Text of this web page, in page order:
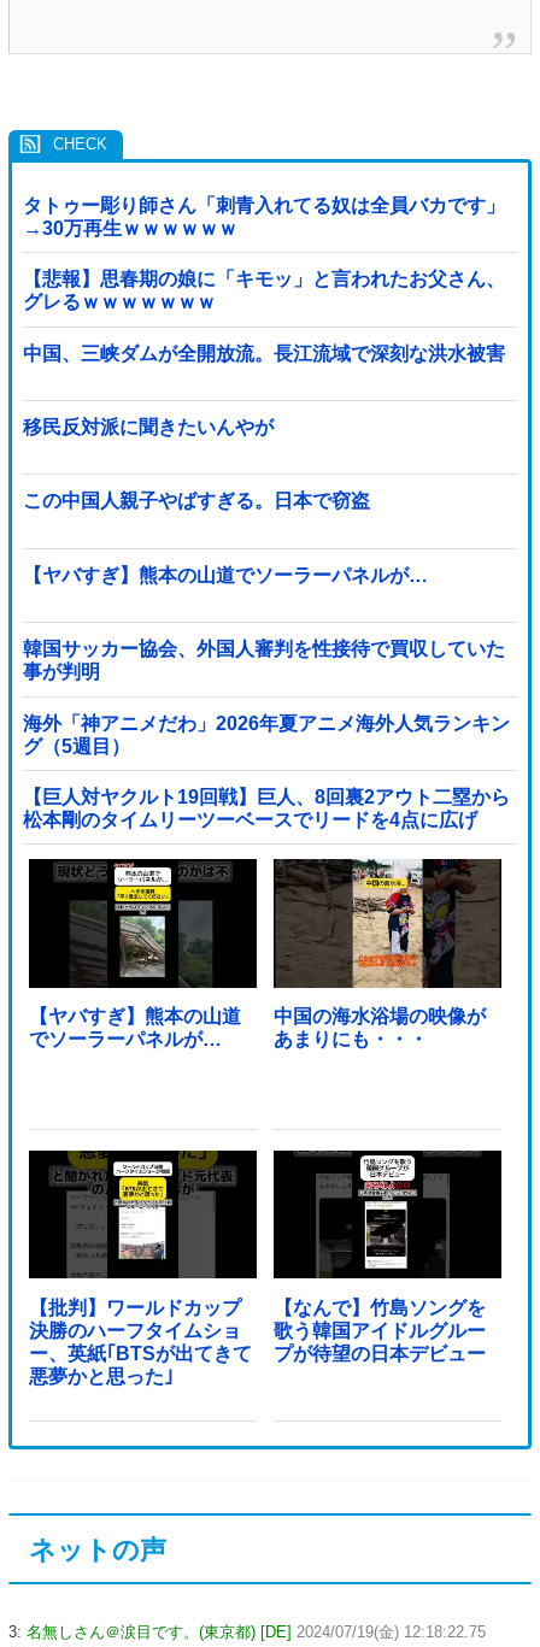
タトゥー彫り師さん「刺青入れてる奴は全員バカです」
→30万再生ｗｗｗｗｗｗ
【悲報】思春期の娘に「キモッ」と言われたお父さん、
グレるｗｗｗｗｗｗｗ
中国、三峡ダムが全開放流。長江流域で深刻な洪水被害
移民反対派に聞きたいんやが
この中国人親子やばすぎる。日本で窃盗
【ヤバすぎ】熊本の山道でソーラーパネルが…
韓国サッカー協会、外国人審判を性接待で買収していた
事が判明
海外「神アニメだわ」2026年夏アニメ海外人気ランキン
グ（5週目）
【巨人対ヤクルト19回戦】巨人、8回裏2アウト二塁から
松本剛のタイムリーツーベースでリードを4点に広げ
る！！！！！！！！他
【ヤバすぎ】熊本の山道
でソーラーパネルが…
中国の海水浴場の映像が
あまりにも・・・
【批判】ワールドカップ
決勝のハーフタイムショ
ー、英紙｢BTSが出てきて
悪夢かと思った｣
【なんで】竹島ソングを
歌う韓国アイドルグルー
プが待望の日本デビュー
ネットの声
3: 名無しさん＠涙目です。(東京都) [DE] 2024/07/19(金) 12:18:22.75